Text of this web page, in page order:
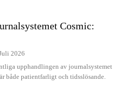
Cosmic:
2026
upphandlingen av journalsystemet
både patientfarligt och tidsslösande.